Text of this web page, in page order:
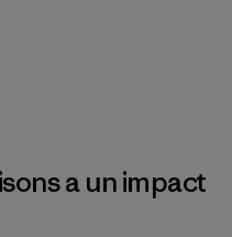
a un impact